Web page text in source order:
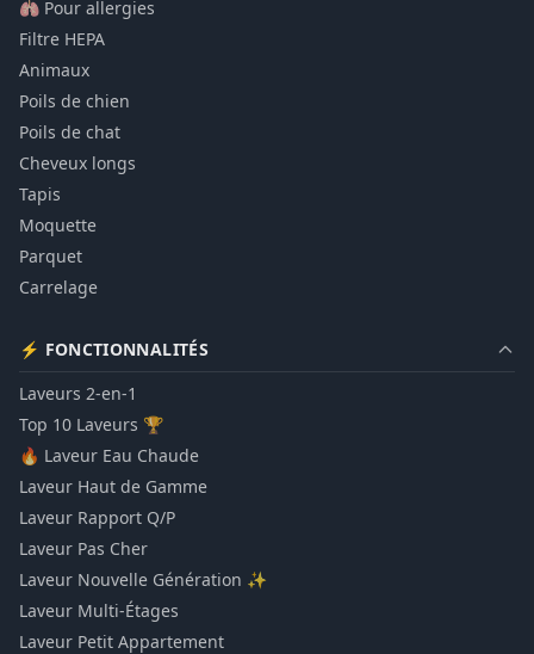
🫁 Pour allergies
Filtre HEPA
Animaux
Poils de chien
Poils de chat
Cheveux longs
Tapis
Moquette
Parquet
Carrelage
⚡ FONCTIONNALITÉS
Laveurs 2-en-1
Top 10 Laveurs 🏆
🔥 Laveur Eau Chaude
Laveur Haut de Gamme
Laveur Rapport Q/P
Laveur Pas Cher
Laveur Nouvelle Génération ✨
Laveur Multi-Étages
Laveur Petit Appartement